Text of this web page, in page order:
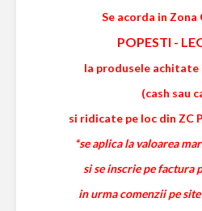
Se acorda in Zona
POPESTI -
la produsele
(cash sau
si ridicate pe loc din ZC
*se aplica la valoarea
si se inscrie pe factura
in urma comenzii pe